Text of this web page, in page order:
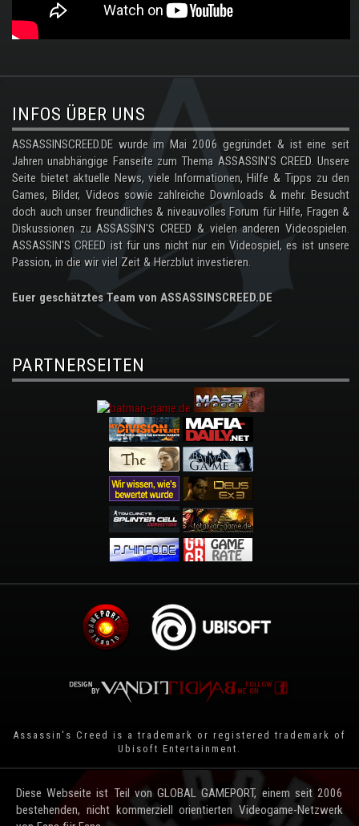
.
INFOS ÜBER UNS
ASSASSINSCREED.DE wurde im Mai 2006 gegründet & ist eine seit
Jahren unabhängige Fanseite zum Thema ASSASSIN'S CREED. Unsere
Seite bietet aktuelle News, viele Informationen, Hilfe & Tipps zu den
Games, Bilder, Videos sowie zahlreiche Downloads & mehr. Besucht
doch auch unser freundliches & niveauvolles Forum für Hilfe, Fragen &
Diskussionen zu ASSASSIN'S CREED & vielen anderen Videospielen.
ASSASSIN'S CREED ist für uns nicht nur ein Videospiel, es ist unsere
Passion, in die wir viel Zeit & Herzblut investieren.
Euer geschätztes Team von ASSASSINSCREED.DE
PARTNERSEITEN
Assassin's Creed is a trademark or registered trademark of
Ubisoft Entertainment .
Diese Webseite ist Teil von GLOBAL GAMEPORT, einem seit 2006
bestehenden, nicht kommerziell orientierten Videogame-Netzwerk